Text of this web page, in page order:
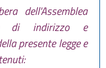
dell'Assemblea
di indirizzo e
presente legge e